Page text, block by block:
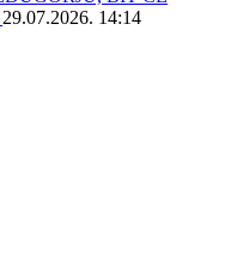
29.07.2026. 14:14